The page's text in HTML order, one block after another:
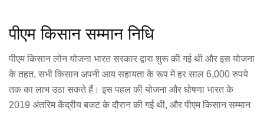
पीएम किसान सम्मान निधि
पीएम किसान लोन योजना भारत सरकार द्वारा शुरू की गई थी और इस योजना
के तहत, सभी किसान अपनी आय सहायता के रूप में हर साल 6,000 रुपये
तक का लाभ उठा सकते हैं। इस पहल की योजना और घोषणा भारत के
2019 अंतरिम केंद्रीय बजट के दौरान की गई थी, और पीएम किसान सम्मान